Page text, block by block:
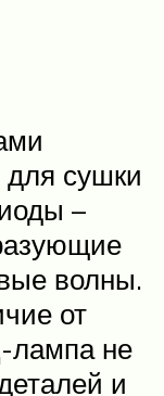
для сушки
–
волны.
от
лампа не
и